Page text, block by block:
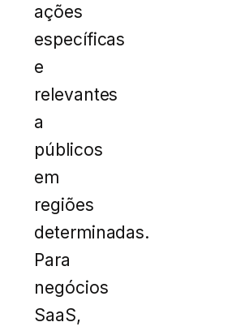
ações
específicas
e
relevantes
a
públicos
em
regiões
determinadas.
Para
negócios
SaaS,